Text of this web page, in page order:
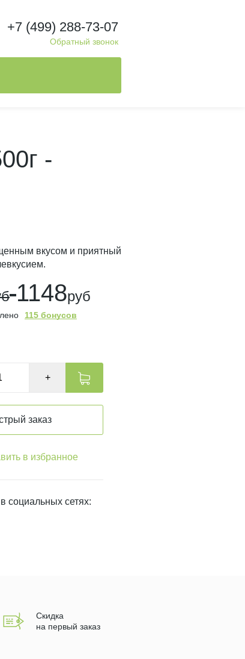
+7 (499) 288-73-07
Обратный звонок
-
вкусом и приятный
1148руб
115 бонусов
+
заказ
в избранное
социальных сетях:
Скидка
на первый заказ